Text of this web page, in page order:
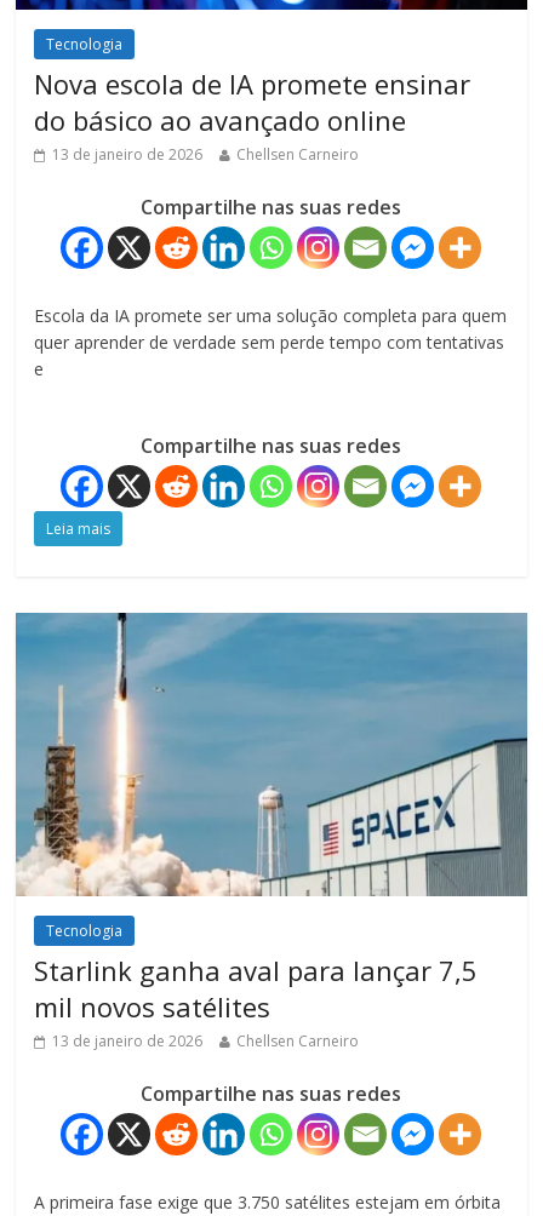
Tecnologia
Nova escola de IA promete ensinar
do básico ao avançado online
13 de janeiro de 2026 Chellsen Carneiro
Compartilhe nas suas redes
Escola da IA promete ser uma solução completa para quem
quer aprender de verdade sem perde tempo com tentativas
e
Compartilhe nas suas redes
Leia mais
Tecnologia
Starlink ganha aval para lançar 7,5
mil novos satélites
13 de janeiro de 2026 Chellsen Carneiro
Compartilhe nas suas redes
A primeira fase exige que 3.750 satélites estejam em órbita